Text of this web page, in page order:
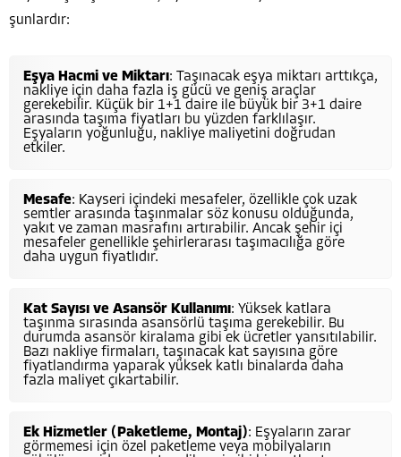
şunlardır:
Eşya Hacmi ve Miktarı: Taşınacak eşya miktarı arttıkça,
nakliye için daha fazla iş gücü ve geniş araçlar
gerekebilir. Küçük bir 1+1 daire ile büyük bir 3+1 daire
arasında taşıma fiyatları bu yüzden farklılaşır.
Eşyaların yoğunluğu, nakliye maliyetini doğrudan
etkiler.
Mesafe: Kayseri içindeki mesafeler, özellikle çok uzak
semtler arasında taşınmalar söz konusu olduğunda,
yakıt ve zaman masrafını artırabilir. Ancak şehir içi
mesafeler genellikle şehirlerarası taşımacılığa göre
daha uygun fiyatlıdır.
Kat Sayısı ve Asansör Kullanımı: Yüksek katlara
taşınma sırasında asansörlü taşıma gerekebilir. Bu
durumda asansör kiralama gibi ek ücretler yansıtılabilir.
Bazı nakliye firmaları, taşınacak kat sayısına göre
fiyatlandırma yaparak yüksek katlı binalarda daha
fazla maliyet çıkartabilir.
Ek Hizmetler (Paketleme, Montaj): Eşyaların zarar
görmemesi için özel paketleme veya mobilyaların